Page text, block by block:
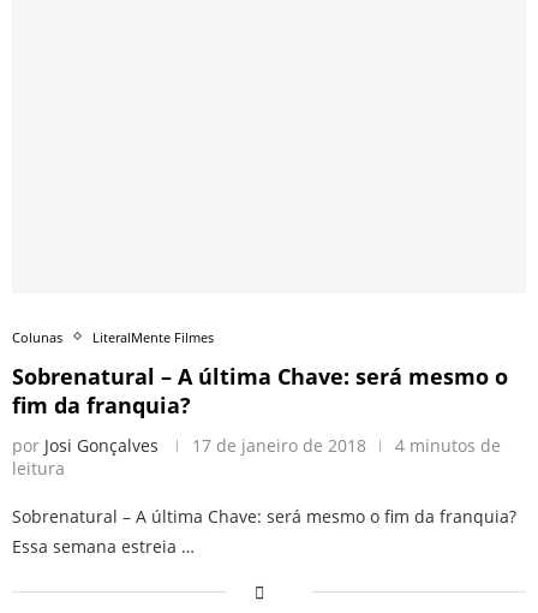
Colunas LiteralMente Filmes
Sobrenatural – A última Chave: será mesmo o
fim da franquia?
por Josi Gonçalves 17 de janeiro de 2018
4 minutos de
leitura
Sobrenatural – A última Chave: será mesmo o fim da franquia?
Essa semana estreia …